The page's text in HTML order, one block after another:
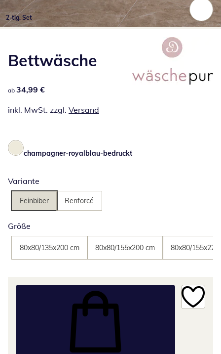
2-tlg. Set
Bettwäsche
34,99 €
ab 34,99 €
inkl. MwSt. zzgl. Versand
champagner-royalblau-bedruckt
Variante
Feinbiber Renforcé
Größe
80x80/135x200 cm 80x80/155x200 cm 80x80/155x220